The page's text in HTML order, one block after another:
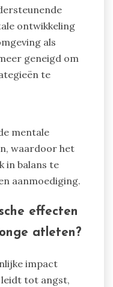
ontwikkeling
als
geneigd om
te
mentale
waardoor het
in balans te
aanmoediging.
effecten
atleten?
impact
tot angst,